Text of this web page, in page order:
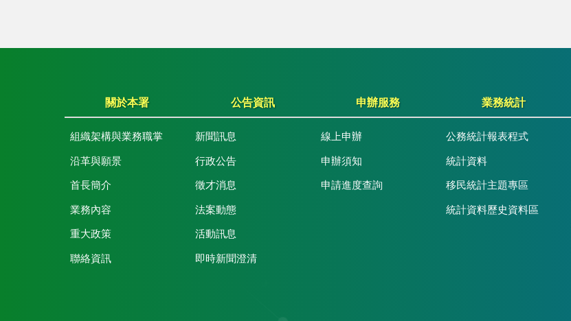
關於本署
組織架構與業務職掌
沿革與願景
首長簡介
業務內容
重大政策
聯絡資訊
公告資訊
新聞訊息
行政公告
徵才消息
法案動態
活動訊息
即時新聞澄清
申辦服務
線上申辦
申辦須知
申請進度查詢
業務統計
公務統計報表程式
統計資料
移民統計主題專區
統計資料歷史資料區